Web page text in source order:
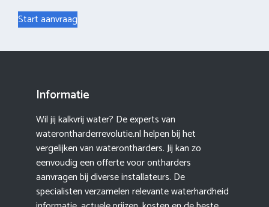
Start aanvraag
Informatie
Wil jij kalkvrij water? De experts van
waterontharderrevolutie.nl helpen bij het
vergelijken van waterontharders. Jij kan zo
eenvoudig een offerte voor ontharders
aanvragen bij diverse installateurs. De
specialisten verzamelen relevante waterhardheid